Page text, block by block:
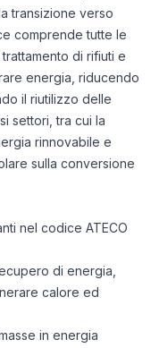
transizione verso
comprende tutte le
di rifiuti e
energia, riducendo
il riutilizzo delle
settori, tra cui la
rinnovabile e
sulla conversione
nel codice ATECO
di energia,
calore ed
in energia